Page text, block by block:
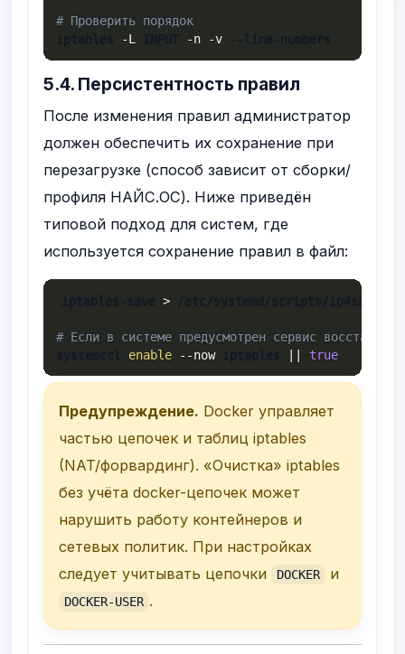
# Проверить порядок
-L -n -v
5.4. Персистентность правил
После изменения правил администратор
должен обеспечить их сохранение при
перезагрузке (способ зависит от сборки/
профиля НАЙС.ОС). Ниже приведён
типовой подход для систем, где
используется сохранение правил в файл:
> /etc/systemd/scripts/ip4save
# Если в системе предусмотрен сервис
enable --now iptables || true
Предупреждение. Docker управляет
частью цепочек и таблиц iptables
(NAT/форвардинг). «Очистка» iptables
без учёта docker-цепочек может
нарушить работу контейнеров и
сетевых политик. При настройках
следует учитывать цепочки
DOCKER и
DOCKER-USER .